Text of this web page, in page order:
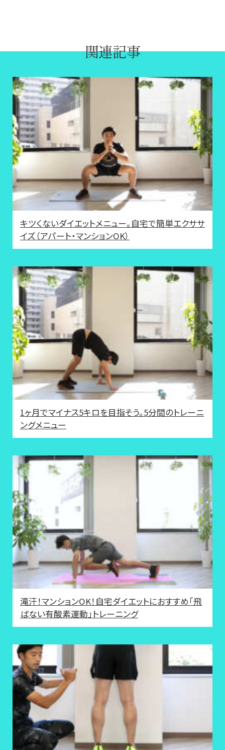
関連記事
キツくないダイエットメニュー。自宅で簡単エクササ
イズ（アパート・マンションOK）
1ヶ月でマイナス5キロを目指そう。5分間のトレーニ
ングメニュー
滝汗！マンションOK！自宅ダイエットにおすすめ「飛
ばない有酸素運動」トレーニング